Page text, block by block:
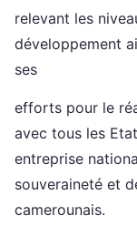
relevant les
développement
ses
efforts pour le
avec tous les
entreprise
souveraineté et
camerounais.